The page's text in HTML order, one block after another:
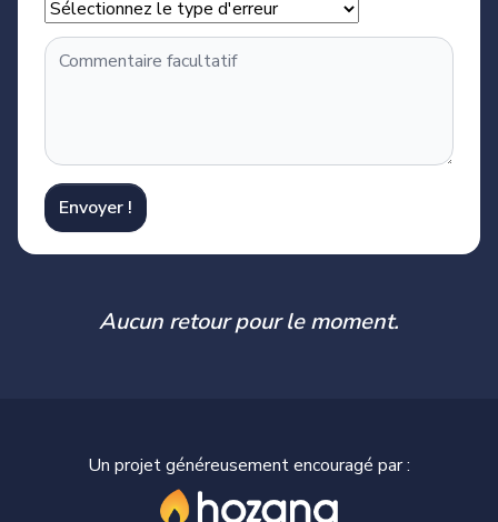
Envoyer !
Aucun retour pour le moment.
Un projet généreusement encouragé par :